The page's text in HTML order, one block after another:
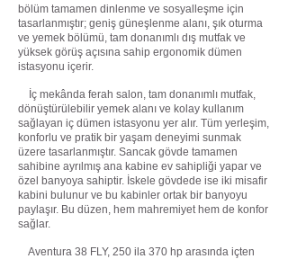
bölüm tamamen dinlenme ve sosyalleşme için
tasarlanmıştır; geniş güneşlenme alanı, şık oturma
ve yemek bölümü, tam donanımlı dış mutfak ve
yüksek görüş açısına sahip ergonomik dümen
istasyonu içerir.
İç mekânda ferah salon, tam donanımlı mutfak,
dönüştürülebilir yemek alanı ve kolay kullanım
sağlayan iç dümen istasyonu yer alır. Tüm yerleşim,
konforlu ve pratik bir yaşam deneyimi sunmak
üzere tasarlanmıştır. Sancak gövde tamamen
sahibine ayrılmış ana kabine ev sahipliği yapar ve
özel banyoya sahiptir. İskele gövdede ise iki misafir
kabini bulunur ve bu kabinler ortak bir banyoyu
paylaşır. Bu düzen, hem mahremiyet hem de konfor
sağlar.
Aventura 38 FLY, 250 ila 370 hp arasında içten